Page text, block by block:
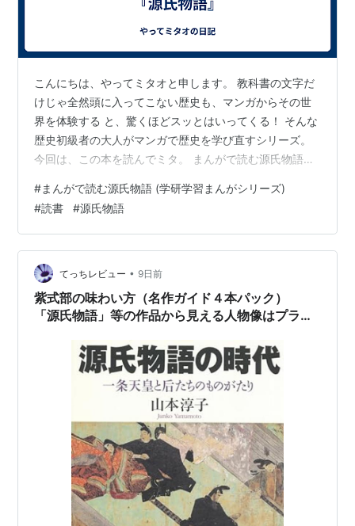
こんにちは、やってミタオと申します。 ​教科書の文字だ
けじゃ全然頭に入ってこない歴史も、マンガからその世
界を体験する と、驚くほどスッとはいってくる！ そんな
歴史初級者の大人がマンガで歴史を学び直すシリーズ。
今回は、この本を読んでミタ。 まんがで読む源氏物語
は苦手で避けていたんだが、以前からマンガで紫式部に
興味を持ってしまい、ついに源氏物語を読んでみようと
決心したのだ。​ いやー、なかなか濃厚な恋愛小説です
な。 読み終わる頃には少しお腹いっぱいになったほど。
ただ、それだけ平安貴族たちの恋愛や人間関係が複雑だ
ったということなんだよね。…
#まんがで読む源氏物語 (学研学習まんがシリーズ)
#読書 #源氏物語
てっちレビュー • 9日前
紫式部の味わい方（名作ガイド４本パック）
「源氏物語」等の作品から見える人物像はプライ
生観も好きだ